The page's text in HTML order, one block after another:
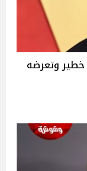
وتعرضه